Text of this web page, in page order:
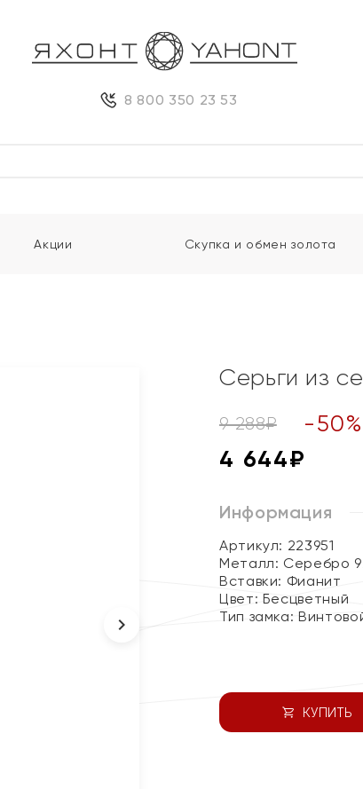
8 800 350 23 53
Акции Скупка и обмен золота
Серьги из
9 288₽ -50%
4 644₽
Информация
Артикул: 223951
Металл: Серебро
Вставки: Фианит
Цвет: Бесцветный
Тип замка:
КУПИТЬ